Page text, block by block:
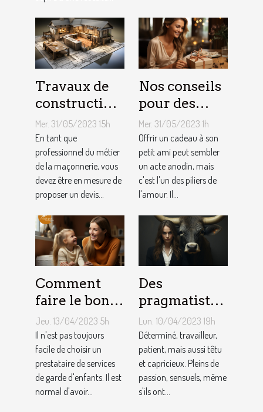
Travaux de
construction
d’une maison
: Comment
établir le
devis avec un
artisan
maçon ?
Mer. 31/05/2023 15h
En tant que
professionnel du métier
de la maçonnerie, vous
devez être en mesure de
proposer un devis...
Nos conseils
pour des
cadeaux
idéaux et
originaux
pour votre
petit ami
Mer. 31/05/2023 1h
Offrir un cadeau à son
petit ami peut sembler
un acte anodin, mais
c'est l'un des piliers de
l'amour. Il...
Comment
faire le bon
choix entre
une crèche et
une
assistante
maternelle ?
Jeu. 13/04/2023 5h
Il n'est pas toujours
facile de choisir un
prestataire de services
de garde d'enfants. Il est
normal d'avoir...
Des
pragmatistes
imaginatifs
et patients :
comment
sont les gens
du Taureau ?
Lun. 10/04/2023 19h
Déterminé, travailleur,
patient, mais aussi têtu
et capricieux. Pleins de
passion, sensuels, même
s'ils ont...